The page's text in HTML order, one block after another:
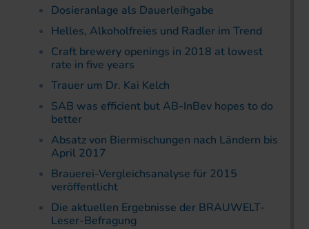
Dosieranlage als Dauerleihgabe
Helles, Alkoholfreies und Radler im Trend
Craft brewery openings in 2018 at lowest
rate in five years
Trauer um Dr. Kai Kelch
SAB was efficient but AB-InBev hopes to do
better
Absatz von Biermischungen nach Ländern bis
April 2017
Brauerei-Vergleichsanalyse für 2015
veröffentlicht
Die aktuellen Ergebnisse der BRAUWELT-
Leser-Befragung